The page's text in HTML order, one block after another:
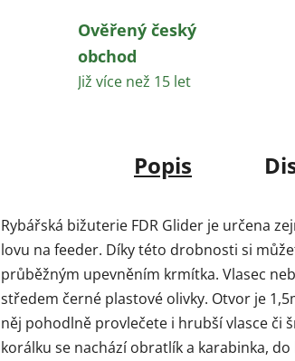
Ověřený český
obchod
Již více než 15 let
Popis
Rybářská bižuterie FDR Glider je určena
lovu na feeder. Díky této drobnosti si
průběžným upevněním krmítka. Vlasec
středem černé plastové olivky. Otvor je
něj pohodlně provlečete i hrubší vlasce či
korálku se nachází obratlík a karabinka,